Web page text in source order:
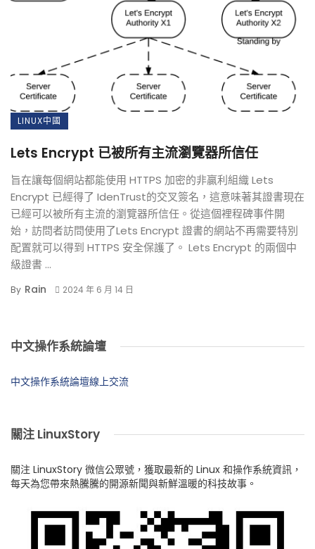
LINUX中國
Lets Encrypt 已被所有主流瀏覽器所信任
旨在讓每個網站都能使用 HTTPS 加密的非贏利組織 Lets
Encrypt 已經得了 IdenTrust的交叉簽名，這意味著其證書現在
已經可以被所有主流的瀏覽器所信任。從這個裡程碑事件開
始，訪問者訪問使用了Lets Encrypt 證書的網站不再需要特別
配置就可以得到 HTTPS 安全保護了。 Lets Encrypt 的兩個中
級證書 ...
By Rain 2024 年 6 月 14 日
中文操作系統論壇
中文操作系統論壇線上交流
關注 LinuxStory
關注 LinuxStory 微信公眾號，獲取最新的 Linux 和操作系統資訊，
每天為您帶來熱騰騰的開源新聞與新鮮溫暖的科技故事。